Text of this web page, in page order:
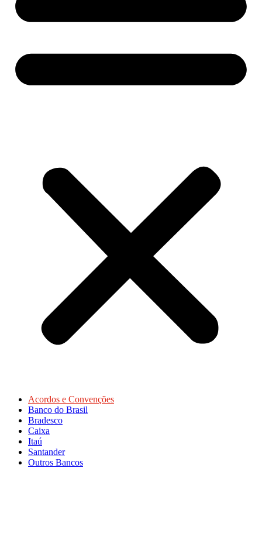
Acordos e Convenções
Banco do Brasil
Bradesco
Caixa
Itaú
Santander
Outros Bancos